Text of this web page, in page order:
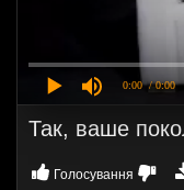
0:00 / 0:00
Так, ваше
Голосування